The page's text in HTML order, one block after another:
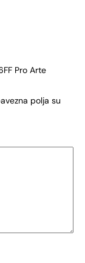
Pro Arte
polja su